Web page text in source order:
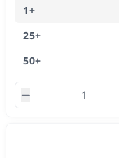
1+
25+
50+